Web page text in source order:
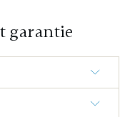
garantie